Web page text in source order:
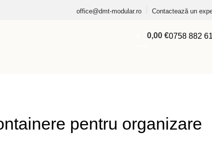
office@dmt-modular.ro Contactează un
0,00 €0758 882
pentru organizare